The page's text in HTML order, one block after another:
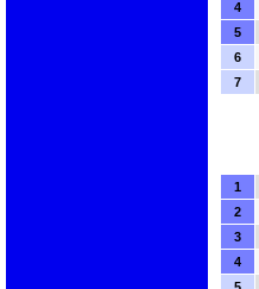
4
5
6
7
1
2
3
4